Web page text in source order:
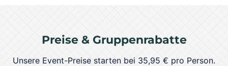
Preise & Gruppenrabatte
Unsere Event-Preise starten bei 35,95 € pro Person.